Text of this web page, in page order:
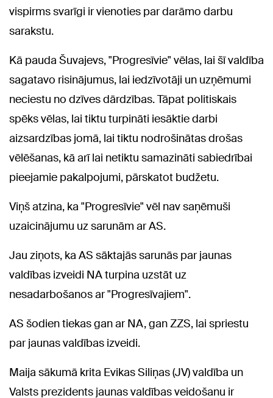
vispirms svarīgi ir vienoties par darāmo darbu
sarakstu.
Kā pauda Šuvajevs, "Progresīvie" vēlas, lai šī valdība
sagatavo risinājumus, lai iedzīvotāji un uzņēmumi
neciestu no dzīves dārdzības. Tāpat politiskais
spēks vēlas, lai tiktu turpināti iesāktie darbi
aizsardzības jomā, lai tiktu nodrošinātas drošas
vēlēšanas, kā arī lai netiktu samazināti sabiedrībai
pieejamie pakalpojumi, pārskatot budžetu.
Viņš atzina, ka "Progresīvie" vēl nav saņēmuši
uzaicinājumu uz sarunām ar AS.
Jau ziņots, ka AS sāktajās sarunās par jaunas
valdības izveidi NA turpina uzstāt uz
nesadarbošanos ar "Progresīvajiem".
AS šodien tiekas gan ar NA, gan ZZS, lai spriestu
par jaunas valdības izveidi.
Maija sākumā krita Evikas Siliņas (JV) valdība un
Valsts prezidents jaunas valdības veidošanu ir